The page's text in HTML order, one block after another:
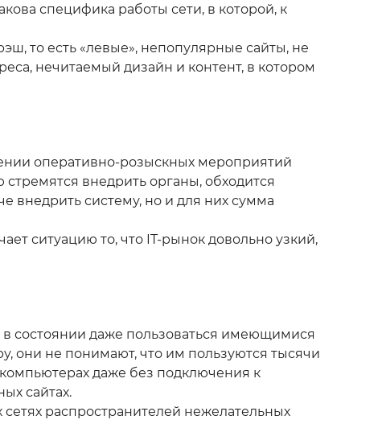
специфика работы сети, в которой, к
то есть «левые», непопулярные сайты, не
нечитаемый дизайн и контент, в котором
оперативно-розыскных мероприятий
внедрить органы, обходится
внедрить систему, но и для них сумма
ситуацию то, что IT-рынок довольно узкий,
в состоянии даже пользоваться имеющимися
они не понимают, что им пользуются тысячи
даже без подключения к
сайтах.
распространителей нежелательных